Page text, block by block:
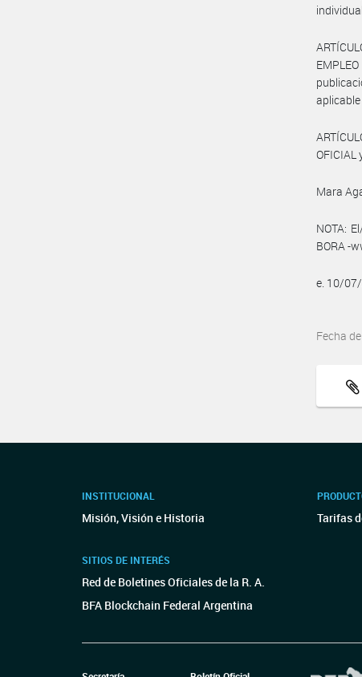
OFICIAL
Mara
NOTA:
BORA -
e. 10/
Fecha
INSTITUCIONAL
Misión, Visión e Historia
SITIOS DE INTERÉS
Red de Boletines Oficiales de la R. A.
BFA Blockchain Federal Argentina
Tarifas